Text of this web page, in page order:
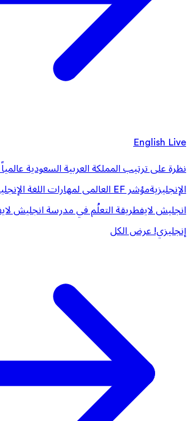
English Live
نظرة على ترتيب المملكة العربية السعودية
الإنجليزيةمؤشر EF العالمى لمهارات اللغة الإنجليزية (EPI)
انجليش لايفطريقة التعلُم في مدرسة انجليش
إنجليزي! عرض الكل